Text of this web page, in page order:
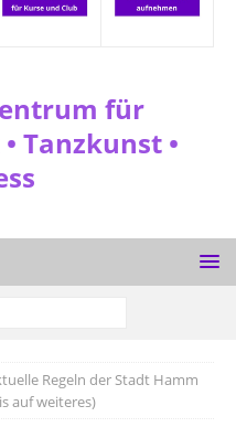
für
Tanzkunst •
Regeln der Stadt Hamm
auf weiteres)